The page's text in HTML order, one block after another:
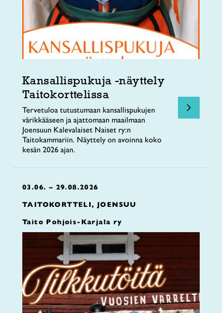
Kansallispukuja -näyttely
Taitokorttelissa
Tervetuloa tutustumaan kansallispukujen
värikkääseen ja ajattomaan maailmaan
Joensuun Kalevalaiset Naiset ry:n
Taitokammariin. Näyttely on avoinna koko
kesän 2026 ajan.
03.06. – 29.08.2026
TAITOKORTTELI, JOENSUU
Taito Pohjois-Karjala ry